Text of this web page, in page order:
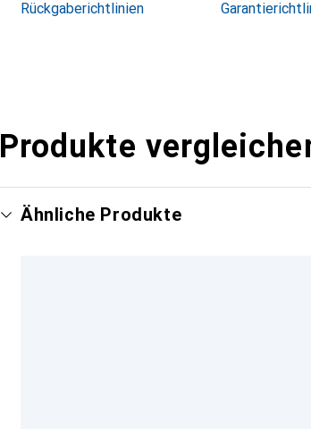
Rückgaberichtlinien
Produkte
Ähnliche Produkte